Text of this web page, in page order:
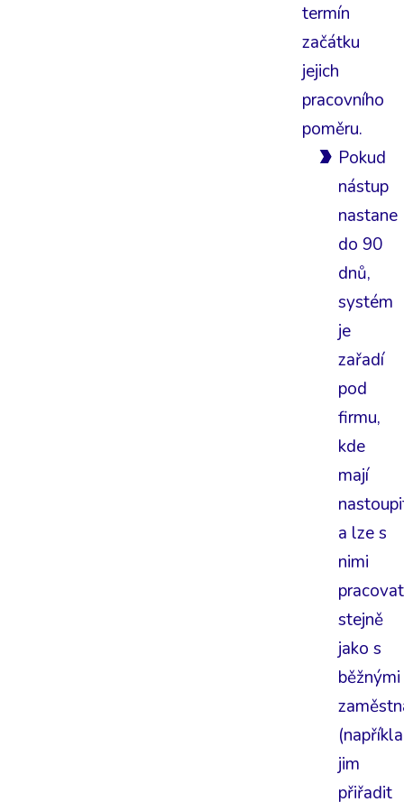
termín
začátku
jejich
pracovního
poměru.
Pokud
nástup
nastane
do 90
dnů,
systém
je
zařadí
pod
firmu,
kde
mají
a lze s
nimi
pracovat
stejně
jako s
běžnými
jim
přiřadit